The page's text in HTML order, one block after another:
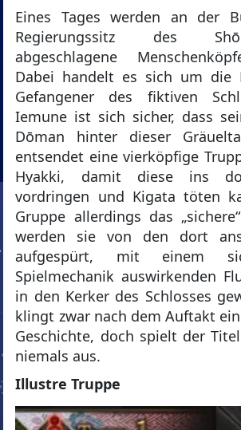
Eines Tages werden an der
Regierungssitz des
abgeschlagene
Dabei handelt es sich um die
Gefangener des fiktiven
Iemune ist sich sicher, dass
Dōman hinter dieser
entsendet eine vierköpfige
Hyakki, damit diese ins
vordringen und Kigata töten
Gruppe allerdings das
werden sie von den dort
aufgespürt, mit einem
Spielmechanik auswirkenden
in den Kerker des Schlosses
klingt zwar nach dem Auftakt
Geschichte, doch spielt der
niemals aus.
Illustre Truppe